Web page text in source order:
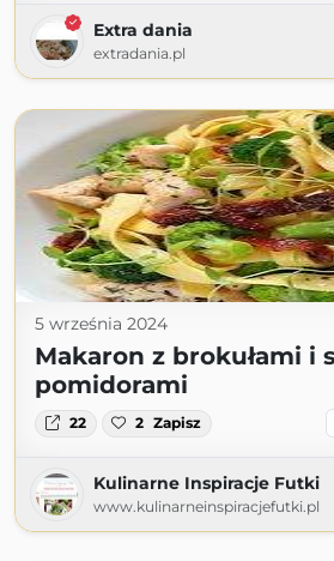
Extra dania
extradania.pl
5 września 2024
Makaron z brokułami i
pomidorami
22 2 Zapisz
Kulinarne Inspiracje Futki
www.kulinarneinspiracjefutki.pl